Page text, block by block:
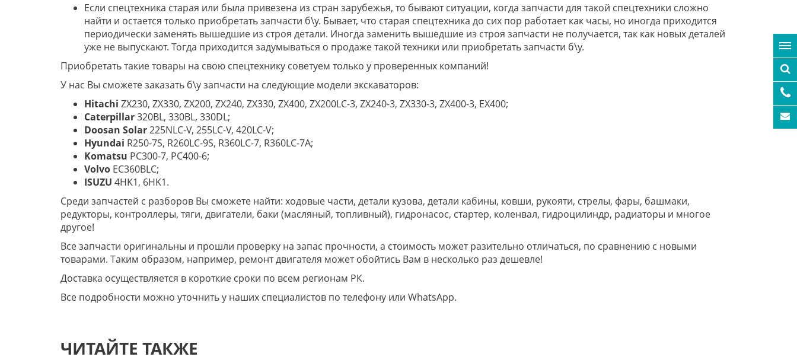
Если спецтехника старая или была привезена из стран зарубежья, то бывают ситуации, когда запчасти для такой спецтехники сложно
найти и остается только приобретать запчасти б\у. Бывает, что старая спецтехника до сих пор работает как часы, но иногда приходится
периодически заменять вышедшие из строя детали. Иногда заменить вышедшие из строя запчасти не получается, так как новых деталей
уже не выпускают. Тогда приходится задумываться о продаже такой техники или приобретать запчасти б\у.
Приобретать такие товары на свою спецтехнику советуем только у проверенных компаний!
У нас Вы сможете заказать б\у запчасти на следующие модели экскаваторов:
Hitachi ZX230, ZX330, ZX200, ZX240, ZX330, ZX400, ZX200LC-3, ZX240-3, ZX330-3, ZX400-3, EX400;
Caterpillar320BL, 330BL, 330DL;
Doosan Solar225NLC-V, 255LC-V, 420LC-V;
Hyundai R250-7S, R260LC-9S, R360LC-7, R360LC-7А;
Komatsu PC300-7, PC400-6;
Volvo EC360BLC;
ISUZU 4HK1, 6HK1.
Среди запчастей с разборов Вы сможете найти: ходовые части, детали кузова, детали кабины, ковши, рукояти, стрелы, фары, башмаки,
редукторы, контроллеры, тяги, двигатели, баки (масляный, топливный), гидронасос, стартер, коленвал, гидроцилиндр, радиаторы и многое
другое!
Все запчасти оригинальны и прошли проверку на запас прочности, а стоимость может разительно отличаться, по сравнению с новыми
товарами. Таким образом, например, ремонт двигателя может обойтись Вам в несколько раз дешевле!
Доставка осуществляется в короткие сроки по всем регионам РК.
Все подробности можно уточнить у наших специалистов по телефону или WhatsApp.
ЧИТАЙТЕ ТАКЖЕ